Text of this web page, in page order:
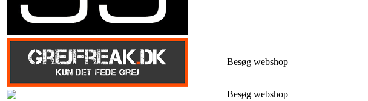
Besøg webshop
Besøg webshop